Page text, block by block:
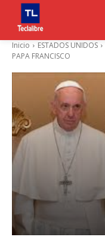
Inicio ESTADOS UNIDOS
PAPA FRANCISCO